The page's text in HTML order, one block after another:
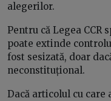
alegerilor.
Pentru că Legea CCR
poate extinde
fost sesizată, doar
neconstituțional.
Dacă articolul cu care